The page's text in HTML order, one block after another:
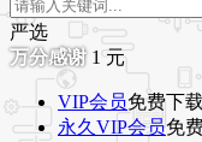
严选
1 元
VIP会员免费下载
永久VIP会员免